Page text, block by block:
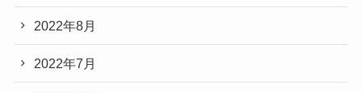
2022年8月
2022年7月